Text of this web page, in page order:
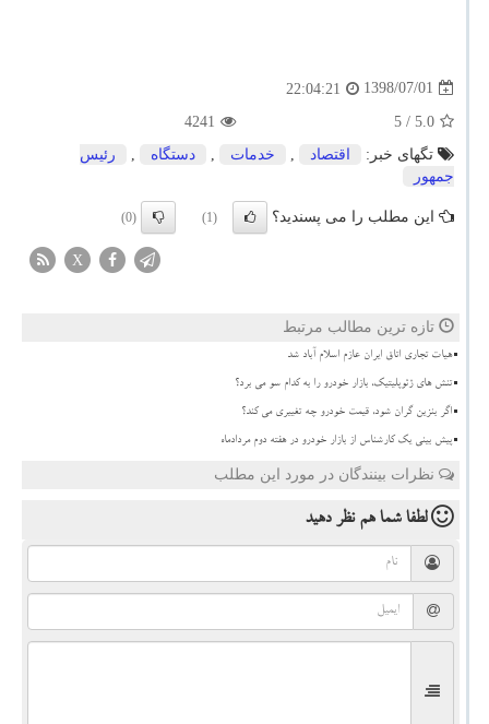
1398/07/01
22:04:21
5.0
/ 5
4241
تگهای خبر:
اقتصاد , خدمات , دستگاه ,
رئیس
جمهور
این مطلب را می پسندید؟ (1)
(0)
X
تازه ترین مطالب مرتبط
هیات تجاری اتاق ایران عازم اسلام آباد شد
تنش های ژئوپلیتیک، بازار خودرو را به کدام سو می برد؟
اگر بنزین گران شود، قیمت خودرو چه تغییری می کند؟
پیش بینی یک کارشناس از بازار خودرو در هفته دوم مردادماه
نظرات بینندگان در مورد این مطلب
لطفا شما همنظر دهید